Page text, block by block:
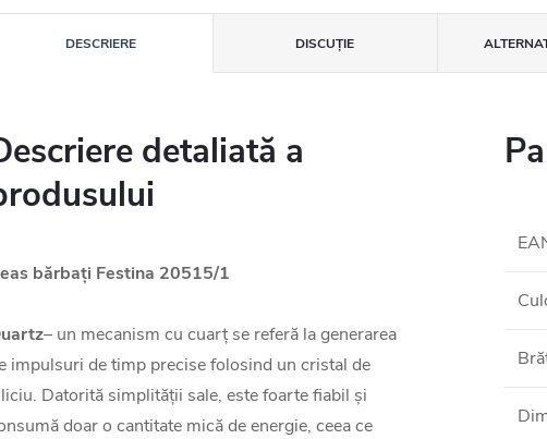
DESCRIERE DISCUŢIE
detaliată a
bărbați Festina 20515/1
– un mecanism cu cuarț se referă la generarea
impulsuri de timp precise folosind un cristal de
Datorită simplității sale, este foarte fiabil și
doar o cantitate mică de energie, ceea ce